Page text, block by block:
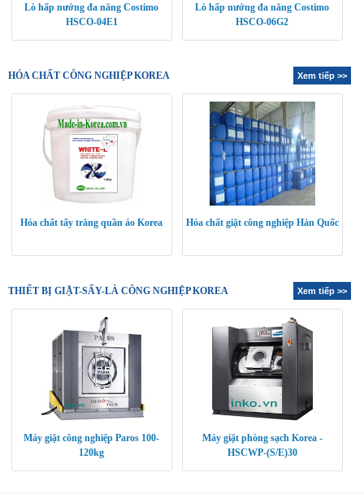
Lò hấp nướng đa năng Costimo
HSCO-04E1
Lò hấp nướng đa năng Costimo
HSCO-06G2
HÓA CHẤT CÔNG NGHIỆP KOREA Xem tiếp >>
Hóa chất tẩy trắng quần áo Korea Hóa chất giặt công nghiệp Hàn Quốc
THIẾT BỊ GIẶT-SẤY-LÀ CÔNG NGHIỆP KOREA Xem tiếp >>
Máy giặt công nghiệp Paros 100-
120kg
Máy giặt phòng sạch Korea -
HSCWP-(S/E)30